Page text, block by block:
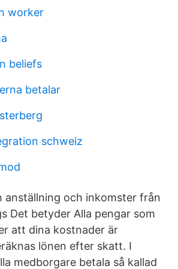
worker
beliefs
betalar
schweiz
anställning och inkomster från
Det betyder Alla pengar som
att dina kostnader är
lönen efter skatt. I
medborgare betala så kallad